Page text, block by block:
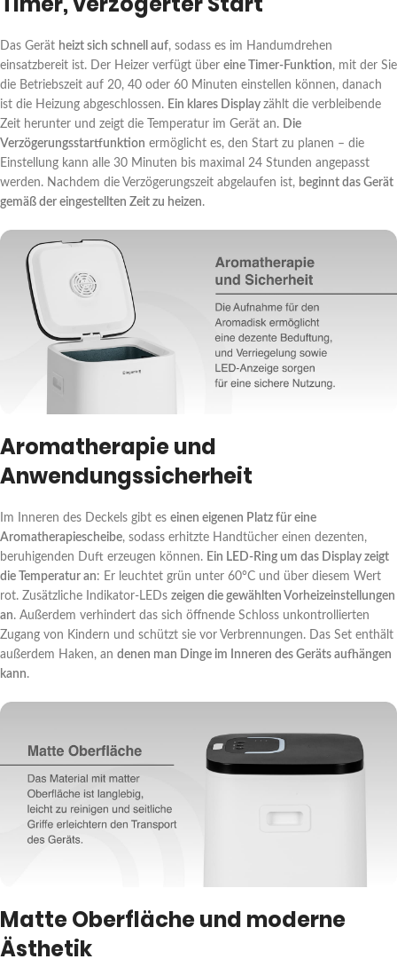
Das Gerät heizt sich schnell auf, sodass es im Handumdrehen
einsatzbereit ist. Der Heizer verfügt über eine Timer-Funktion, mit der Sie
die Betriebszeit auf 20, 40 oder 60 Minuten einstellen können, danach
ist die Heizung abgeschlossen. Ein klares Display zählt die verbleibende
Zeit herunter und zeigt die Temperatur im Gerät an. Die
Verzögerungsstartfunktion ermöglicht es, den Start zu planen – die
Einstellung kann alle 30 Minuten bis maximal 24 Stunden angepasst
werden. Nachdem die Verzögerungszeit abgelaufen ist, beginnt das Gerät
gemäß der eingestellten Zeit zu heizen.
Aromatherapie und
Anwendungssicherheit
Im Inneren des Deckels gibt es einen eigenen Platz für eine
Aromatherapiescheibe, sodass erhitzte Handtücher einen dezenten,
beruhigenden Duft erzeugen können. Ein LED-Ring um das Display zeigt
die Temperatur an: Er leuchtet grün unter 60°C und über diesem Wert
rot. Zusätzliche Indikator-LEDs zeigen die gewählten Vorheizeinstellungen
an. Außerdem verhindert das sich öffnende Schloss unkontrollierten
Zugang von Kindern und schützt sie vor Verbrennungen. Das Set enthält
außerdem Haken, an denen man Dinge im Inneren des Geräts aufhängen
kann.
Matte Oberfläche und moderne
Ästhetik